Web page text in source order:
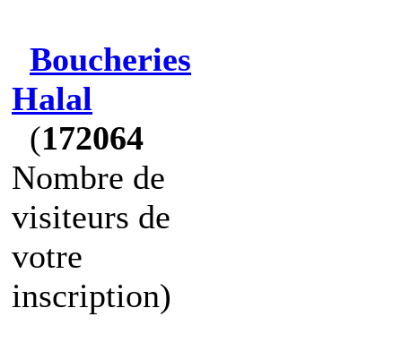
Boucheries
Halal
(172064
Nombre de
visiteurs de
votre
inscription)